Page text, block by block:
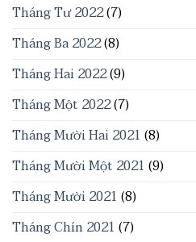
Tháng Tư 2022(7)
Tháng Ba 2022(8)
Tháng Hai 2022(9)
Tháng Một 2022(7)
Tháng Mười Hai 2021 (8)
Tháng Mười Một 2021 (9)
Tháng Mười 2021 (8)
Tháng Chín 2021 (7)